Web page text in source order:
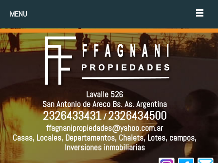
MENU
Lavalle 526
San Antonio de Areco Bs. As. Argentina
2326433431/2326434500
ffagnanipropiedades@yahoo.com.ar
Casas, Locales, Departamentos, Chalets, Lotes, campos,
Inversiones inmobiliarias